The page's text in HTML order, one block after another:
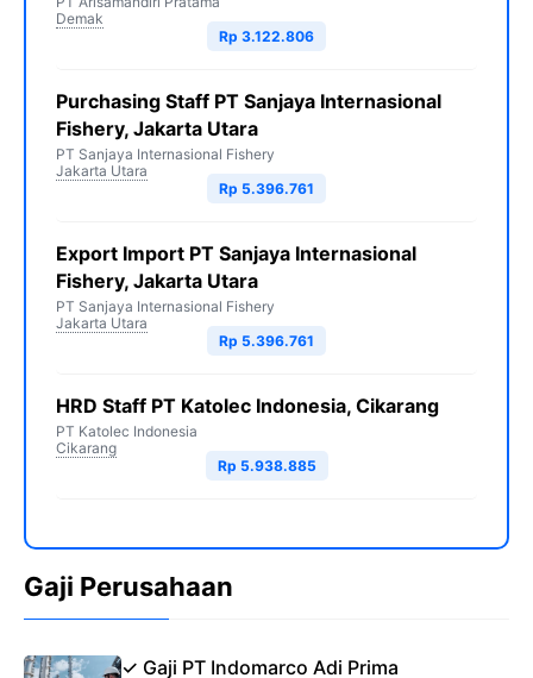
Demak
Rp 3.122.806
Purchasing Staff PT Sanjaya Internasional
Fishery, Jakarta Utara
PT Sanjaya Internasional Fishery
Jakarta Utara
Rp 5.396.761
Export Import PT Sanjaya Internasional
Fishery, Jakarta Utara
PT Sanjaya Internasional Fishery
Jakarta Utara
Rp 5.396.761
HRD Staff PT Katolec Indonesia, Cikarang
PT Katolec Indonesia
Cikarang
Rp 5.938.885
Gaji Perusahaan
✓ Gaji PT Indomarco Adi Prima